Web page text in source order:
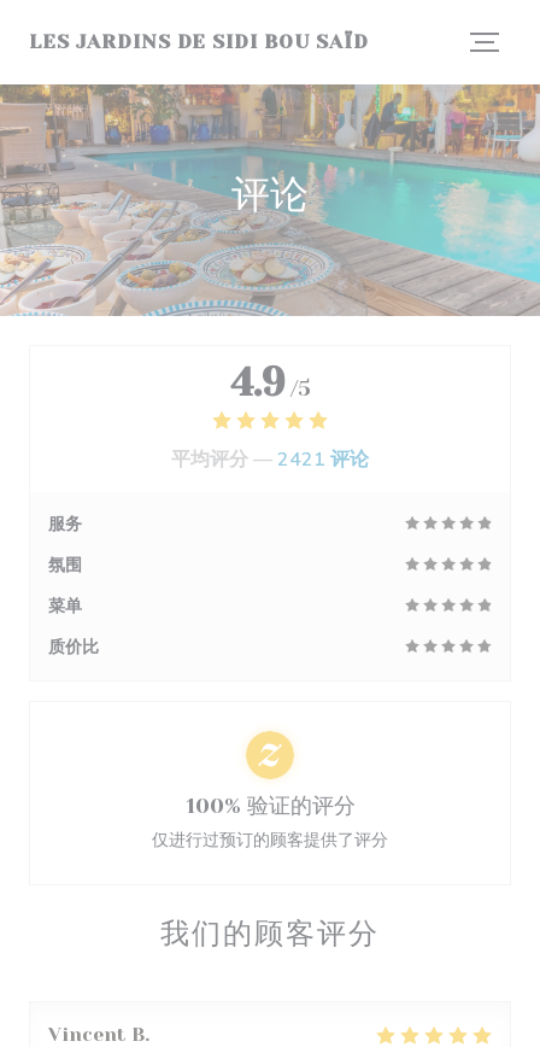
LES JARDINS DE SIDI BOU SAÏD
评论
我们的顾客评分
Vincent B
4.9 /5
平均评分 —2421 评论
服务
氛围
菜单
质价比
100% 验证的评分
仅进行过预订的顾客提供了评分